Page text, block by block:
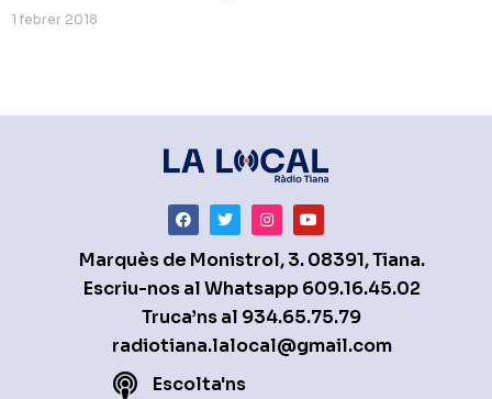
1 febrer 2018
Marquès de Monistrol, 3. 08391, Tiana.
Escriu-nos al Whatsapp609.16.45.02
Truca’ns al 934.65.75.79
radiotiana.lalocal@gmail.com
Escolta'ns